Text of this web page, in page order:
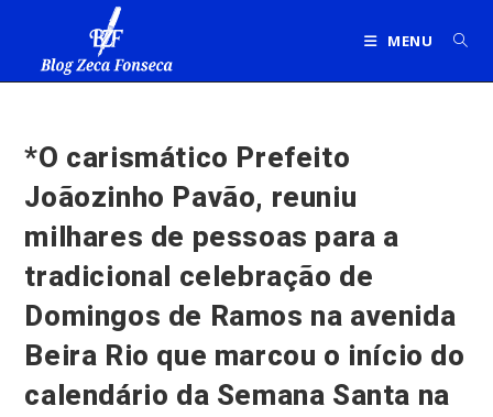
MENU
*O carismático Prefeito
Joãozinho Pavão, reuniu
milhares de pessoas para a
tradicional celebração de
Domingos de Ramos na avenida
Beira Rio que marcou o início do
calendário da Semana Santa na